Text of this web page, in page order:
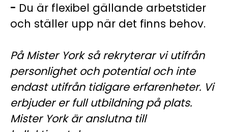
- Du är flexibel gällande arbetstider
och ställer upp när det finns behov.
På Mister York så rekryterar vi utifrån
personlighet och potential och inte
endast utifrån tidigare erfarenheter. Vi
erbjuder er full utbildning på plats.
Mister York är anslutna till